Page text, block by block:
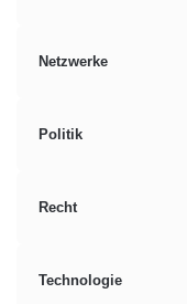
Netzwerke
Politik
Recht
Technologie